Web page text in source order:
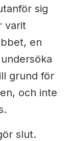
sig
varit
en
grund för
och inte
slut.